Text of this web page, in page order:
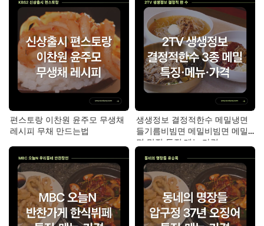
편스토랑 이찬원 윤주모 무생채
레시피 무채 만드는법
생생정보 결정적한수 메밀냉면
들기름비빔면 메밀비빔면 메밀
면 맛집 특징·메뉴·가격